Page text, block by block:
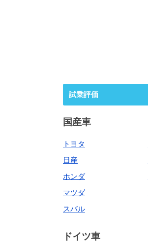
試乗評価
国産車
トヨタ
日産
ホンダ
マツダ
スバル
ドイツ車